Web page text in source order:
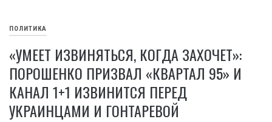
ПОЛИТИКА
«УМЕЕТ ИЗВИНЯТЬСЯ, КОГДА ЗАХОЧЕТ»:
ПОРОШЕНКО ПРИЗВАЛ «КВАРТАЛ 95» И
КАНАЛ 1+1 ИЗВИНИТСЯ ПЕРЕД
УКРАИНЦАМИ И ГОНТАРЕВОЙ